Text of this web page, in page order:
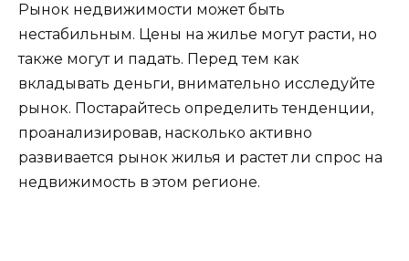
Рынок недвижимости может быть
нестабильным. Цены на жилье могут расти, но
также могут и падать. Перед тем как
вкладывать деньги, внимательно исследуйте
рынок. Постарайтесь определить тенденции,
проанализировав, насколько активно
развивается рынок жилья и растет ли спрос на
недвижимость в этом регионе.